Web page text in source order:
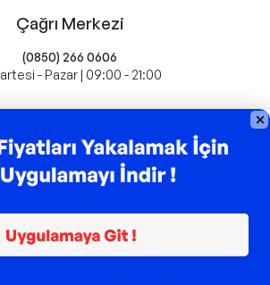
Xiaomi
Lavazza
Pro Plan
Çağrı Merkezi
(0850) 266 0606
- Pazar | 09:00 - 21:00